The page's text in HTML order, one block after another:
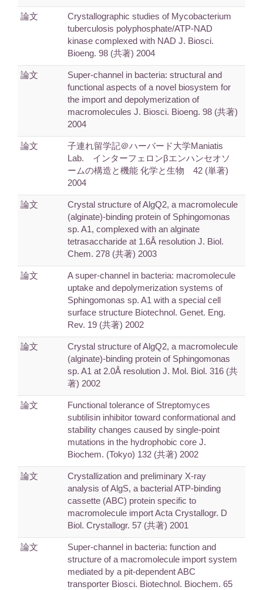
論文
Crystallographic studies of Mycobacterium
tuberculosis polyphosphate/ATP-NAD
kinase complexed with NAD J. Biosci.
Bioeng. 98 (共著) 2004
論文
Super-channel in bacteria: structural and
functional aspects of a novel biosystem for
the import and depolymerization of
macromolecules J. Biosci. Bioeng. 98 (共著)
2004
論文
子連れ留学記＠ハーバード大学Maniatis
Lab. インターフェロンβエンハンセオソ
ームの構造と機能 化学と生物 42 (単著)
2004
論文
Crystal structure of AlgQ2, a macromolecule
(alginate)-binding protein of Sphingomonas
sp. A1, complexed with an alginate
tetrasaccharide at 1.6Å resolution J. Biol.
Chem. 278 (共著) 2003
論文
A super-channel in bacteria: macromolecule
uptake and depolymerization systems of
Sphingomonas sp. A1 with a special cell
surface structure Biotechnol. Genet. Eng.
Rev. 19 (共著) 2002
論文
Crystal structure of AlgQ2, a macromolecule
(alginate)-binding protein of Sphingomonas
sp. A1 at 2.0Å resolution J. Mol. Biol. 316 (共
著) 2002
論文
Functional tolerance of Streptomyces
subtilisin inhibitor toward conformational and
stability changes caused by single-point
mutations in the hydrophobic core J.
Biochem. (Tokyo) 132 (共著) 2002
論文
Crystallization and preliminary X-ray
analysis of AlgS, a bacterial ATP-binding
cassette (ABC) protein specific to
macromolecule import Acta Crystallogr. D
Biol. Crystallogr. 57 (共著) 2001
論文
Super-channel in bacteria: function and
structure of a macromolecule import system
mediated by a pit-dependent ABC
transporter Biosci. Biotechnol. Biochem. 65